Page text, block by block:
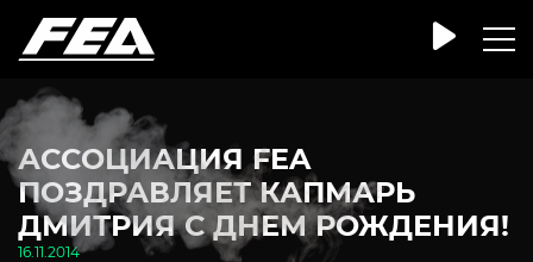
АССОЦИАЦИЯ FEA
ПОЗДРАВЛЯЕТ КАПМАРЬ
ДМИТРИЯ С ДНЕМ РОЖДЕНИЯ!
16.11.2014